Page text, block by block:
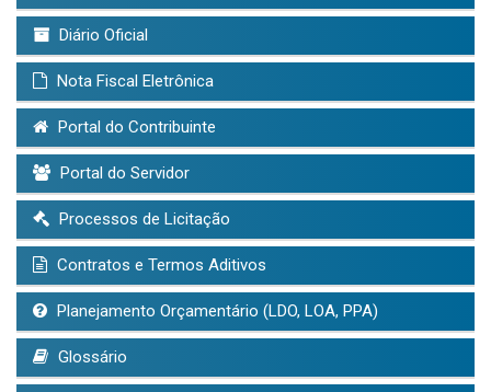
Diário Oficial
Nota Fiscal Eletrônica
Portal do Contribuinte
Portal do Servidor
Processos de Licitação
Contratos e Termos Aditivos
Planejamento Orçamentário (LDO, LOA, PPA)
Glossário